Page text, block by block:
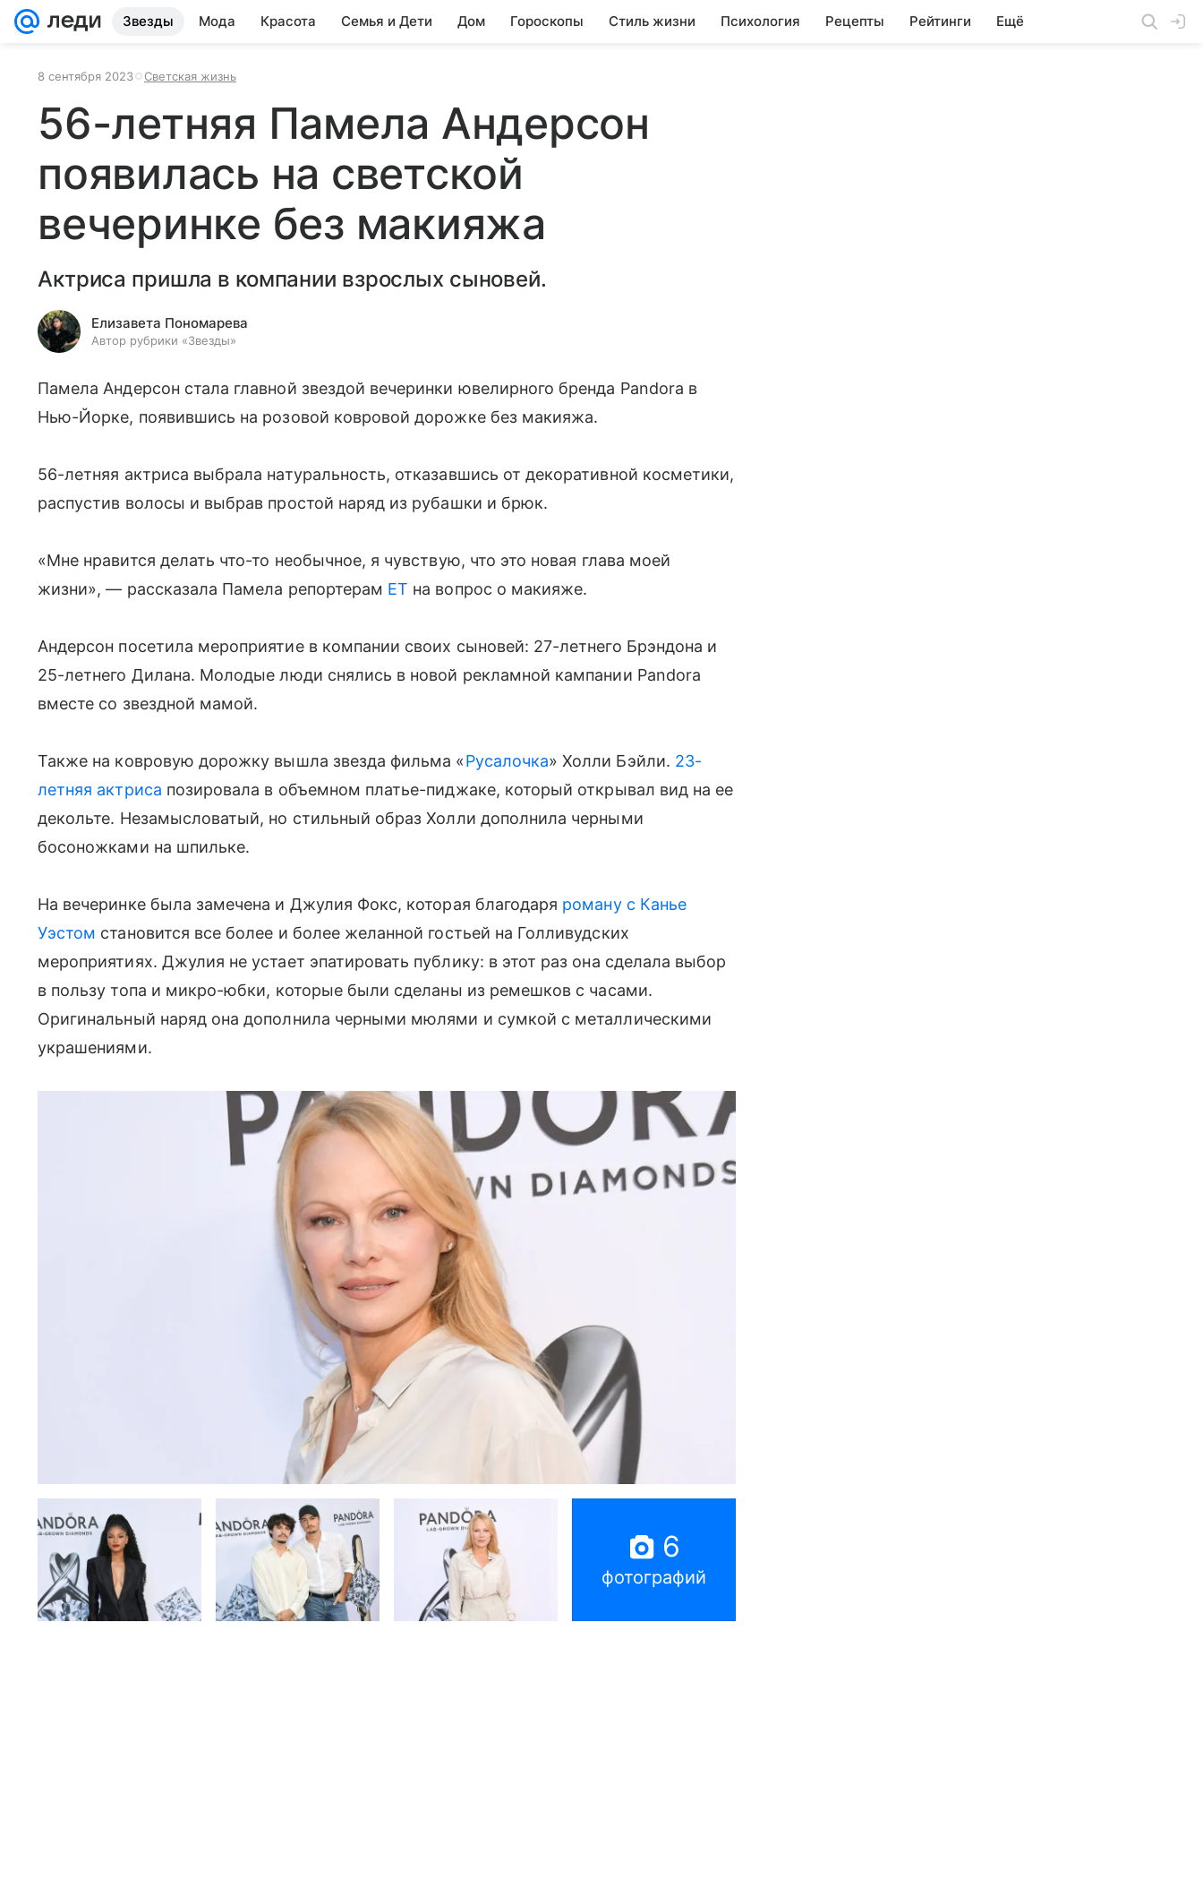
Звезды Мода Красота Семья и Дети Дом Гороскопы Стиль жизни Психология Рецепты Рейтинги Ещё
8 сентября 2023 Светская жизнь
56-летняя Памела Андерсон
появилась на светской
вечеринке без макияжа
Актриса пришла в компании взрослых сыновей.
Елизавета Пономарева
Автор рубрики «Звезды»
Памела Андерсон стала главной звездой вечеринки ювелирного бренда Pandora в
Нью-Йорке, появившись на розовой ковровой дорожке без макияжа.
56-летняя актриса выбрала натуральность, отказавшись от декоративной косметики,
распустив волосы и выбрав простой наряд из рубашки и брюк.
«Мне нравится делать что-то необычное, я чувствую, что это новая глава моей
жизни», — рассказала Памела репортерам ET на вопрос о макияже.
Андерсон посетила мероприятие в компании своих сыновей: 27-летнего Брэндона и
25-летнего Дилана. Молодые люди снялись в новой рекламной кампании Pandora
вместе со звездной мамой.
Также на ковровую дорожку вышла звезда фильма «Русалочка» Холли Бэйли. 23-
летняя актриса позировала в объемном платье-пиджаке, который открывал вид на ее
декольте. Незамысловатый, но стильный образ Холли дополнила черными
босоножками на шпильке.
На вечеринке была замечена и Джулия Фокс, которая благодаря роману с Канье
Уэстом становится все более и более желанной гостьей на Голливудских
мероприятиях. Джулия не устает эпатировать публику: в этот раз она сделала выбор
в пользу топа и микро-юбки, которые были сделаны из ремешков с часами.
Оригинальный наряд она дополнила черными мюлями и сумкой с металлическими
украшениями.
6
фотографий